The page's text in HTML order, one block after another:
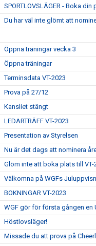
SPORTLOVSLÄGER - Boka din
Du har väl inte glömt att
Öppna träningar vecka 3
Öppna träningar
Terminsdata VT-2023
Prova på 27/12
Kansliet stängt
LEDARTRÄFF VT-2023
Presentation av Styrelsen
Nu är det dags att nominera
Glöm inte att boka plats till VT-
Välkomna på WGFs
BOKNINGAR VT-2023
WGF gör för första gången en
Höstlovsläger!
Missade du att prova på